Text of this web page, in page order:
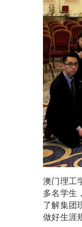
澳门理工
多名学生
了解集团
做好生涯